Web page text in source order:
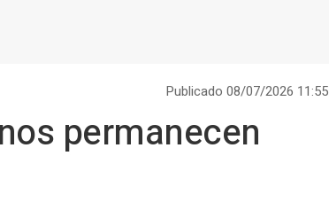
Publicado 08/07/2026 11:55
permanecen